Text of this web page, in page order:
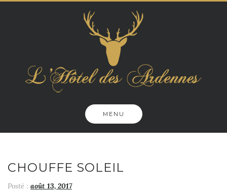
MENU
CHOUFFE SOLEIL
Posté : août 13, 2017